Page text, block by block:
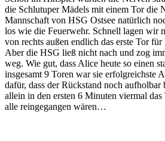
die Schlutuper Mädels mit einem Tor die
Mannschaft von HSG Ostsee natürlich
los wie die Feuerwehr. Schnell lagen wir
von rechts außen endlich das erste Tor
Aber die HSG ließ nicht nach und zog
weg. Wie gut, dass Alice heute so einen
insgesamt 9 Toren war sie erfolgreichste
dafür, dass der Rückstand noch
allein in den ersten 6 Minuten viermal
alle reingegangen wären…